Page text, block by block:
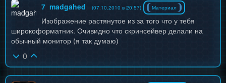
7 madgahed (07.10.2010 в 20:57) Материал
Изображение растянутое из за того что у тебя
широкоформатник. Очивидно что скринсейвер делали на
обычный монитор (я так думаю)
0